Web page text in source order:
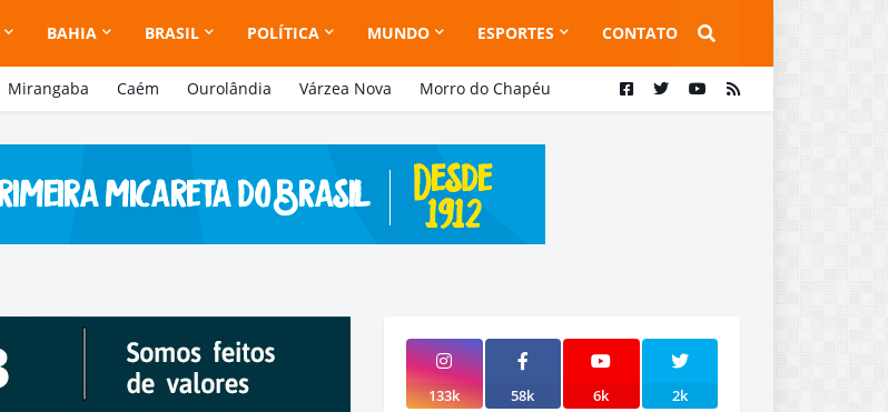
BAHIA BRASIL POLÍTICA MUNDO ESPORTES CONTATO
Mirangaba Caém Ourolândia Várzea Nova Morro do Chapéu
133k 58k 6k 2k